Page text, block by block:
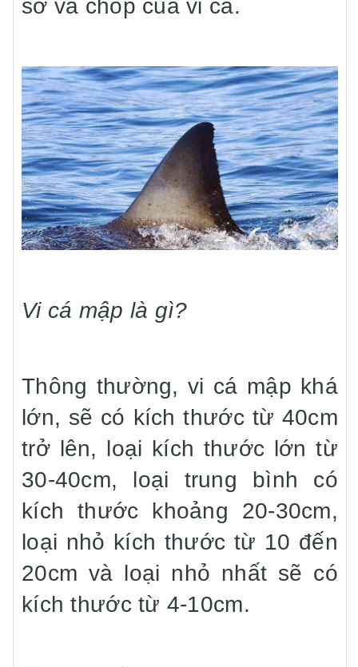
sơ và chóp của vi cá.
Vi cá mập là gì?
Thông thường, vi cá mập khá
lớn, sẽ có kích thước từ 40cm
trở lên, loại kích thước lớn từ
30-40cm, loại trung bình có
kích thước khoảng 20-30cm,
loại nhỏ kích thước từ 10 đến
20cm và loại nhỏ nhất sẽ có
kích thước từ 4-10cm.